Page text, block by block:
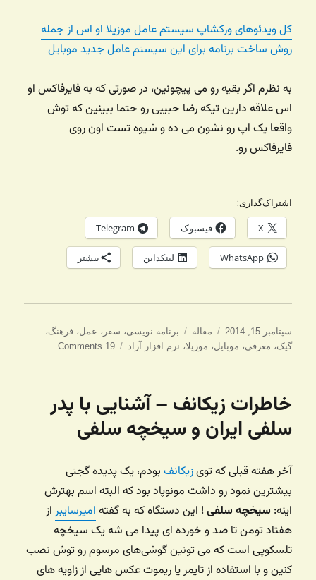
کل ویدئوهای ورکشاپ سیستم عامل موزیلا او اس از جمله
روش ساخت برنامه برای این سیستم عامل جدید موبایل
به نظرم اگر بقیه رو می پیچونین، در صورتی که به فایرفاکس او
اس علاقه دارین تیکه رضا حبیبی رو حتما ببینین که توش
واقعا یک اپ رو نشون می ده و شیوه تست اون روی
فایرفاکس رو.
اشتراک‌گذاری:
X فیسبوک Telegram
WhatsApp لینکداین بیشتر
ارسال
شده
سپتامبر 15, 2014 دسته‌ها
مقاله برچسب‌ها
برنامه نویسی، سفر ، عمل،فرهنگ،
گیک، معرفی، موبایل، موزیلا، نرم افزار آزاد 19 Comments
خاطرات زیکانف – آشنایی با پدر
سلفی ایران و سیخچه سلفی
آخر هفته قبلی که تویزیکانف بودم، یک پدیده گجتی
بیشترین نمود رو داشت مونوپاد بود که البته اسم بهترش
اینه: سیخچه سلفی ! این دستگاه که به گفته امیرسایبر از
هفتاد تومن تا صد و خورده ای پیدا می شه یک سیخچه
تلسکوپی است که می تونین گوشی‌های مرسوم رو توش نصب
کنین و با استفاده از تایمر یا ریموت عکس هایی از زاویه های